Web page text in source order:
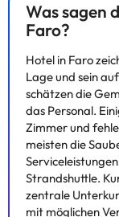
Was sagen
Faro?
Hotel in Faro
Lage und sein
schätzen die
das Personal.
Zimmer und
meisten die
Strandshuttle.
zentrale
mit möglichen